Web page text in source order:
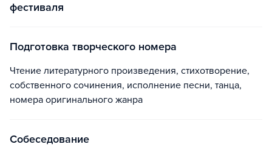
фестиваля
Подготовка творческого номера
чтение литературного произведения, стихотворение,
собственного сочинения, исполнение песни, танца,
номера оригинального жанра
Собеседование